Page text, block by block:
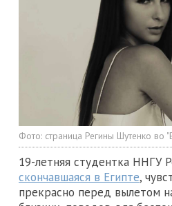
Фото: страница Регины Шутенко во
19-летняя студентка ННГУ
скончавшаяся в Египте,
прекрасно перед вылетом